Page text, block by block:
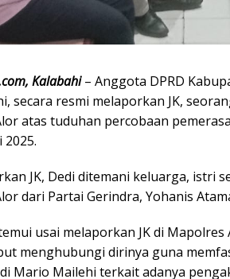
Kalabahi– Anggota DPRD
secara resmi melaporkan JK,
atas tuduhan percobaan
2025.
JK, Dedi ditemani keluarga, istri
dari Partai Gerindra, Yohanis
usai melaporkan JK di
menghubungi dirinya guna
Mario Mailehi terkait adanya